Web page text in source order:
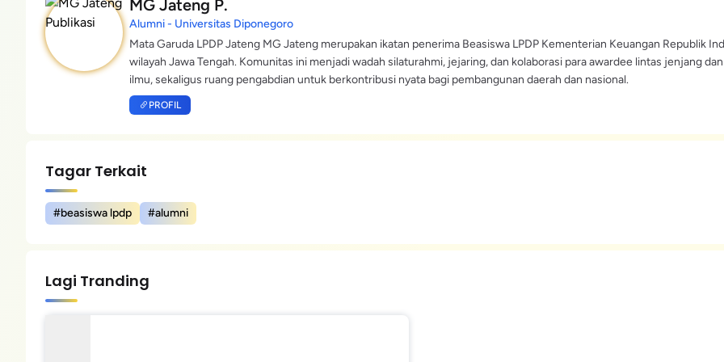
MG Jateng P.
Alumni - Universitas Diponegoro
Mata Garuda LPDP Jateng MG Jateng merupakan ikatan penerima Beasiswa LPDP Kementerian Keuangan Republik
wilayah Jawa Tengah. Komunitas ini menjadi wadah silaturahmi, jejaring, dan kolaborasi para awardee lintas jenjang
ilmu, sekaligus ruang pengabdian untuk berkontribusi nyata bagi pembangunan daerah dan nasional.
PROFIL
Tagar Terkait
#beasiswa lpdp #alumni
Lagi Tranding